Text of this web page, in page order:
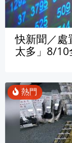
快新聞／
太多」8/10